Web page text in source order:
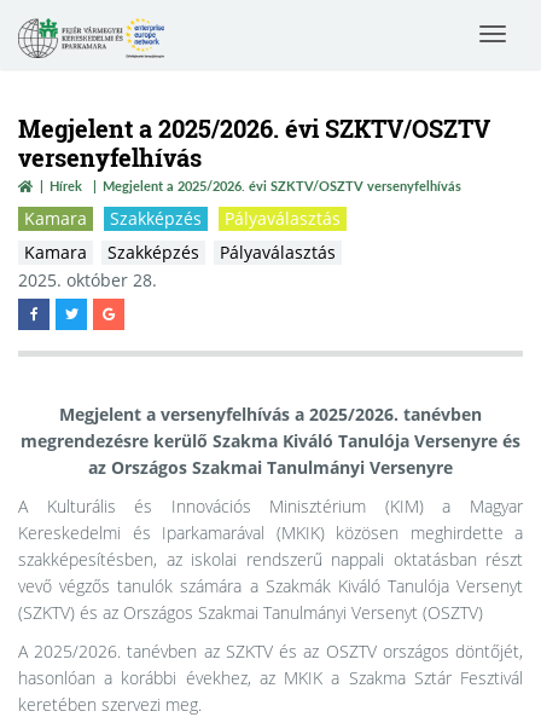
Toggle
Megjelent a 2025/2026. évi SZKTV/OSZTV
versenyfelhívás
Hírek Megjelent a 2025/2026. évi SZKTV/OSZTV versenyfelhívás
Kamara Szakképzés
Pályaválasztás
Kamara
Szakképzés
Pályaválasztás
2025. október 28.
Megjelent a versenyfelhívás a 2025/2026. tanévben
megrendezésre kerülő Szakma Kiváló Tanulója Versenyre és
az Országos Szakmai Tanulmányi Versenyre
A Kulturális és Innovációs Minisztérium (KIM) a Magyar
Kereskedelmi és Iparkamarával (MKIK) közösen meghirdette a
szakképesítésben, az iskolai rendszerű nappali oktatásban részt
vevő végzős tanulók számára a Szakmák Kiváló Tanulója Versenyt
(SZKTV) és az Országos Szakmai Tanulmányi Versenyt (OSZTV)
A 2025/2026. tanévben az SZKTV és az OSZTV országos döntőjét,
hasonlóan a korábbi évekhez, az MKIK a Szakma Sztár Fesztivál
keretében szervezi meg.